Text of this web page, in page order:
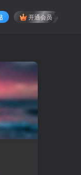
开通会员